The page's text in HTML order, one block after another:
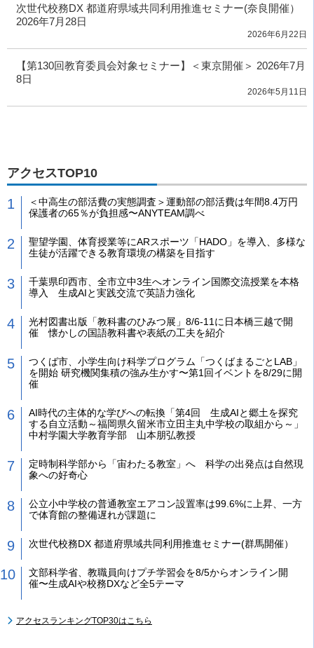
次世代校務DX 都道府県域共同利用推進セミナー(奈良開催）
2026年7月28日
2026年6月22日
【第130回教育委員会対象セミナー】＜東京開催＞ 2026年7月
8日
2026年5月11日
アクセスTOP10
＜中高生の部活費の実態調査＞運動部の部活費は年間8.4万円
保護者の65％が負担感〜ANYTEAM調べ
聖望学園、体育授業等にARスポーツ「HADO」を導入、多様な
生徒が活躍できる教育環境の構築を目指す
千葉県印西市、全市立中3生へオンライン国際交流授業を本格
導入 生成AIと実践交流で英語力強化
光村図書出版「教科書のひみつ展」8/6-11に日本橋三越で開
催 懐かしの国語教科書や表紙の工夫を紹介
つくば市、小学生向け科学プログラム「つくばまるごとLAB」
を開始 研究機関集積の強み生かす〜第1回イベントを8/29に開
催
AI時代の主体的な学びへの転換「第4回 生成AIと郷土を探究
する自立活動～福岡県久留米市立田主丸中学校の取組から～」
中村学園大学教育学部 山本朋弘教授
定時制科学部から「宙わたる教室」へ 科学の出発点は自然現
象への好奇心
公立小中学校の普通教室エアコン設置率は99.6%に上昇、一方
で体育館の整備遅れが課題に
次世代校務DX 都道府県域共同利用推進セミナー(群馬開催）
文部科学省、教職員向けプチ学習会を8/5からオンライン開
催〜生成AIや校務DXなど全5テーマ
アクセスランキングTOP30はこちら